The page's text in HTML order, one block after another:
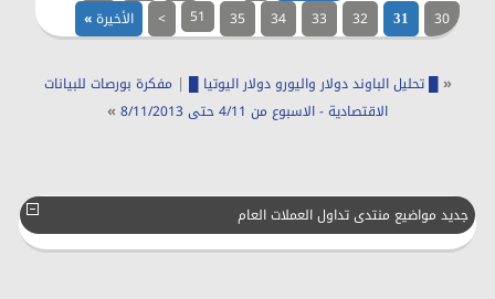
30
31
32
33
34
35
51
> الأخيرة»
« █ تحليل الباوند دولار واليورو دولار اليوتيا █ | مفكرة بورصات للبيانات
الاقتصادية - الاسبوع من 4/11 حتى 8/11/2013
»
جديد مواضيع منتدى تداول العملات العام